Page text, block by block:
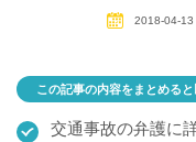
この記事の内容をまとめる
交通事故の弁護に